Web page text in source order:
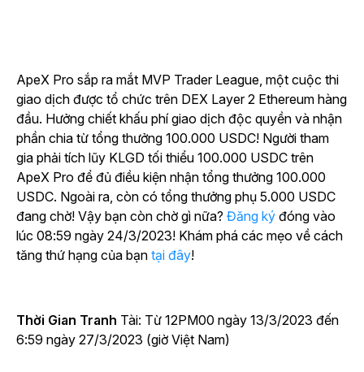
ApeX Pro sắp ra mắt MVP Trader League, một cuộc thi
giao dịch được tổ chức trên DEX Layer 2 Ethereum hàng
đầu. Hưởng chiết khấu phí giao dịch độc quyền và nhận
phần chia từ tổng thưởng 100.000 USDC! Người tham
gia phải tích lũy KLGD tối thiểu 100.000 USDC trên
ApeX Pro để đủ điều kiện nhận tổng thưởng 100.000
USDC. Ngoài ra, còn có tổng thưởng phụ 5.000 USDC
đang chờ! Vậy bạn còn chờ gì nữa? Đăng ký đóng vào
lúc 08:59 ngày 24/3/2023! Khám phá các mẹo về cách
tăng thứ hạng của bạn tại đây!
Thời Gian Tranh Tài: Từ 12PM00 ngày 13/3/2023 đến
6:59 ngày 27/3/2023 (giờ Việt Nam)